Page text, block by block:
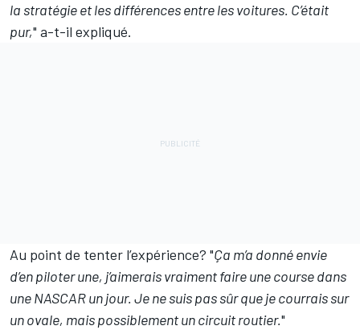
la stratégie et les différences entre les voitures. C’était
pur," a-t-il expliqué.
Au point de tenter l’expérience? "Ça m’a donné envie
d’en piloter une, j’aimerais vraiment faire une course dans
une NASCAR un jour. Je ne suis pas sûr que je courrais sur
un ovale, mais possiblement un circuit routier."